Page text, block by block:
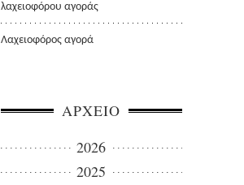
λαχειοφόρου αγοράς
Λαχειοφόρος αγορά
ΑΡΧΕΙΟ
2026
2025